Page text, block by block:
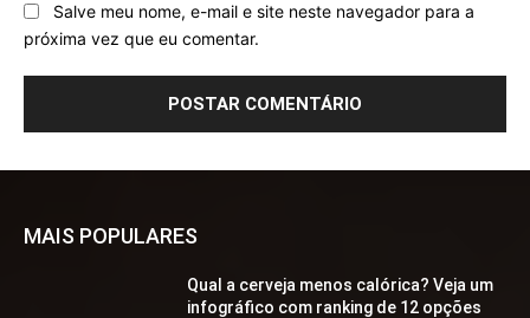
Salve meu nome, e-mail e site neste navegador para a
próxima vez que eu comentar.
MAIS POPULARES
Qual a cerveja menos calórica? Veja um
infográfico com ranking de 12 opções